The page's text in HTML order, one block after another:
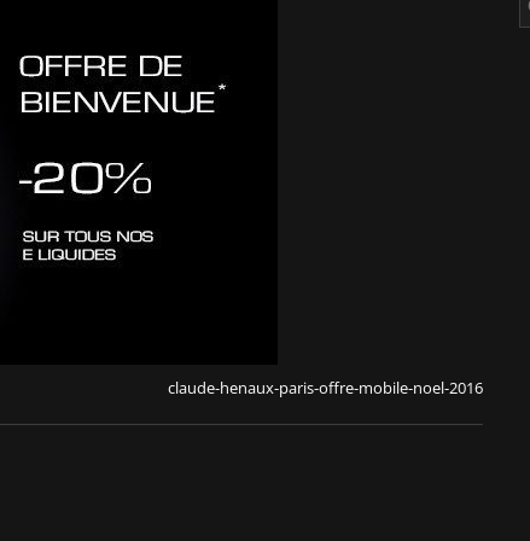
claude-henaux-paris-offre-mobile-noel-2016